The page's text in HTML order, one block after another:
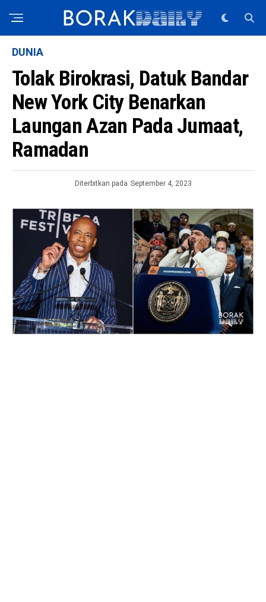
DUNIA
Tolak Birokrasi, Datuk Bandar
New York City Benarkan
Laungan Azan Pada Jumaat,
Ramadan
Diterbitkan pada September 4, 2023